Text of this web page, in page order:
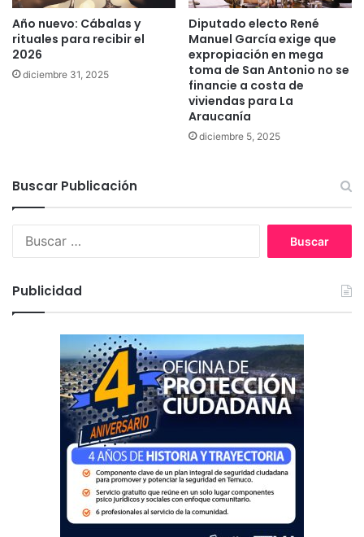
p
l
e
o
e
a
r
a
d
e
t
e
s
u
e
Año nuevo: Cábalas y
rituales para recibir el
2026
diciembre 31, 2025
Diputado electo René
Manuel García exige que
expropiación en mega
toma de San Antonio no se
financie a costa de
viviendas para La
Araucanía
diciembre 5, 2025
Buscar Publicación
:
Publicidad